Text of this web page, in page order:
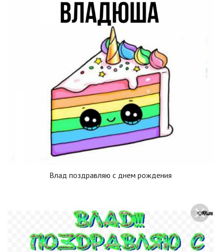
Влад поздравляю с днем рождения